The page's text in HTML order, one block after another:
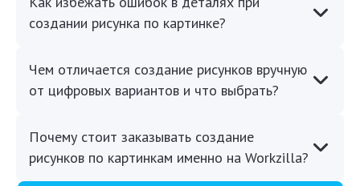
создании рисунка по картинке?
Чем отличается создание рисунков вручную
от цифровых вариантов и что выбрать?
Почему стоит заказывать создание
рисунков по картинкам именно на Workzilla?